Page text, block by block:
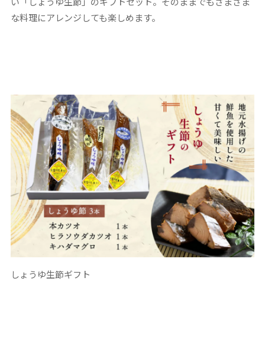
な料理にアレンジしても楽しめます。
しょうゆ生節ギフト